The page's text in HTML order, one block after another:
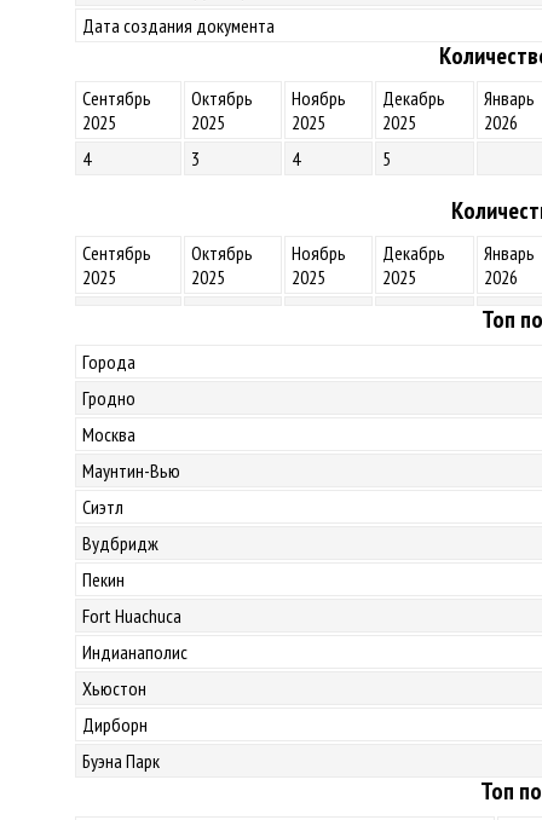
Дата создания документа
Сентябрь
2025
Октябрь
2025
Ноябрь
2025
Декабрь
2025
Январь
2026
4
3 4 5
Сентябрь
2025
Октябрь
2025
Ноябрь
2025
Декабрь
2025
Январь
2026
Топ
Города
Гродно
Москва
Маунтин-Вью
Сиэтл
Вудбридж
Пекин
Fort Huachuca
Индианаполис
Хьюстон
Дирборн
Буэна Парк
Топ